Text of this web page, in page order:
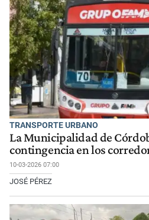
TRANSPORTE URBANO
La Municipalidad de
contingencia en los
10-03-2026 07:00
JOSÉ PÉREZ